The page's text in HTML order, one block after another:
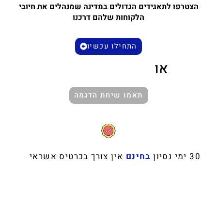
הצטרפו לתאגידים הגדולים במדינה שמנהלים את חיובי
הלקוחות שלהם דרכנו
התחילו עכשיו
או
תאמו שיחת הדגמה
30 ימי נסיון בחינם אין צורך בכרטיס אשראי